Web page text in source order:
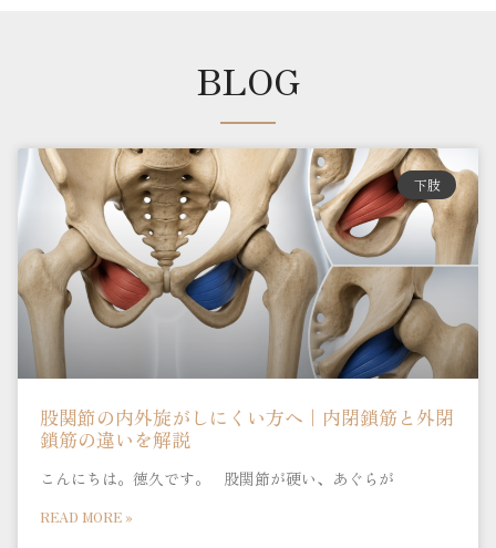
BLOG
下肢
股関節の内外旋がしにくい方へ｜内閉鎖筋と外閉
鎖筋の違いを解説
こんにちは。徳久です。 股関節が硬い、あぐらが
READ MORE »